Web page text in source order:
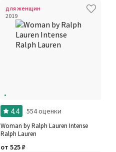
для женщин
2019
4.4 554 оценки
Woman by Ralph Lauren Intense
Ralph Lauren
от 525₽